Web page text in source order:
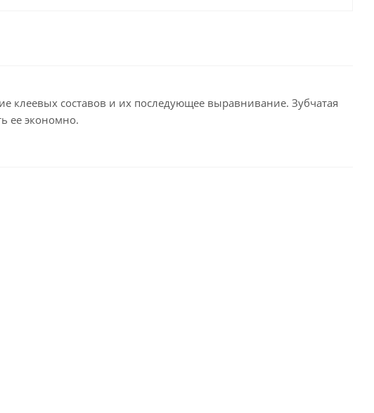
клеевых составов и их последующее выравнивание. Зубчатая
ее экономно.